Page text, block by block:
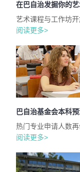
在巴自治发掘你的
艺术课程与工作坊开
阅读更多>
巴自治基金会本科
热门专业申请人数
阅读更多>